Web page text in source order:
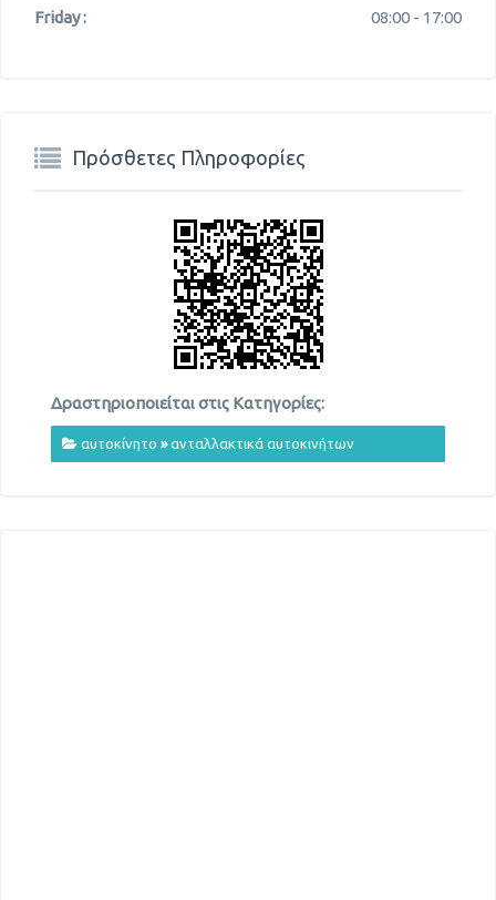
Friday : 08:00 - 17:00
Πρόσθετες Πληροφορίες
Δραστηριοποιείται στις Κατηγορίες:
αυτοκίνητο »ανταλλακτικά αυτοκινήτων